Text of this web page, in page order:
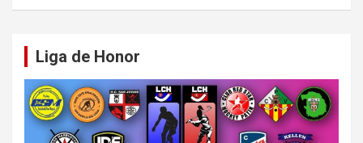
Liga de Honor